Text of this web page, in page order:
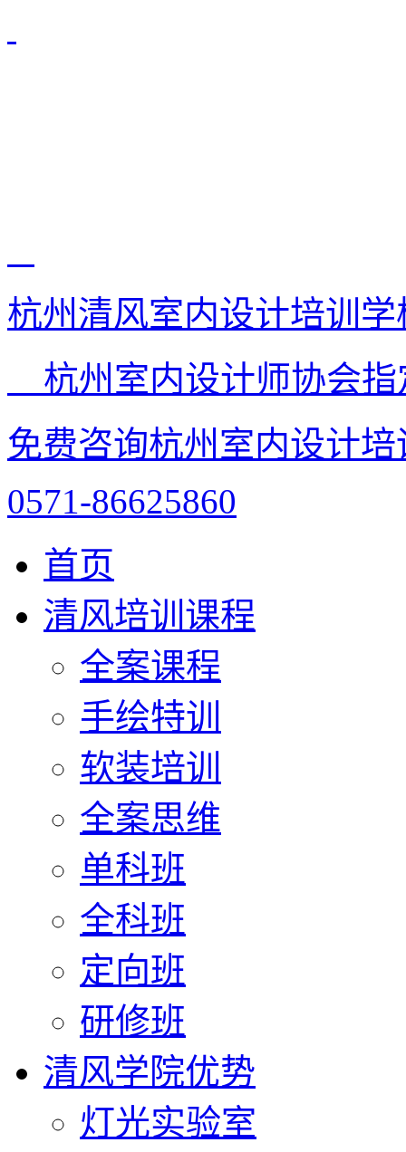
杭州清风室内设计培训学
杭州室内设计师协会
免费咨询杭州室内设计
0571-86625860
首页
清风培训课程
全案课程
手绘特训
软装培训
全案思维
单科班
全科班
定向班
研修班
清风学院优势
灯光实验室